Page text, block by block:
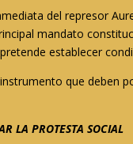
del represor
mandato
establecer
que deben
LA PROTESTA SOCIAL